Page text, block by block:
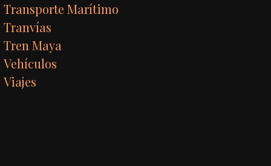
Transporte Marítimo
Tranvías
Tren Maya
Vehículos
Viajes